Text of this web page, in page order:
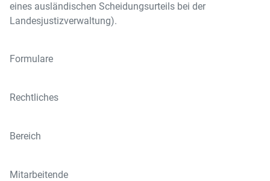
eines ausländischen Scheidungsurteils bei der
Landesjustizverwaltung).
Formulare
Rechtliches
Bereich
Mitarbeitende